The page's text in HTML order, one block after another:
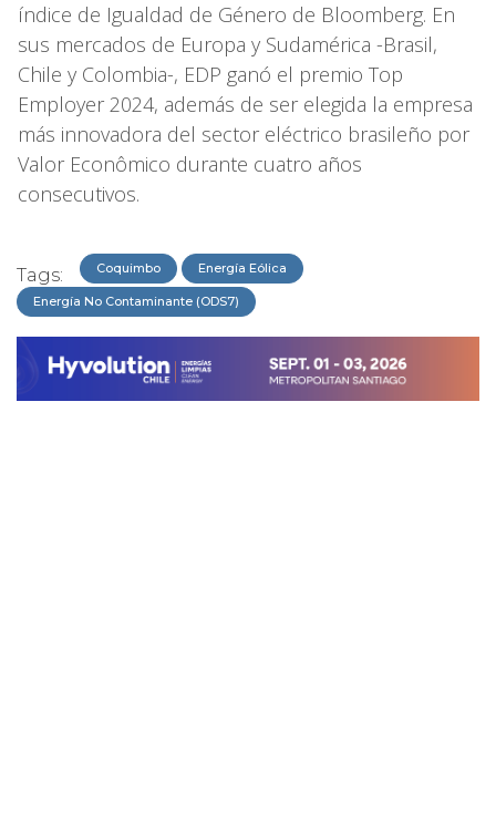
índice de Igualdad de Género de Bloomberg. En
sus mercados de Europa y Sudamérica -Brasil,
Chile y Colombia-, EDP ganó el premio Top
Employer 2024, además de ser elegida la empresa
más innovadora del sector eléctrico brasileño por
Valor Econômico durante cuatro años
consecutivos.
Tags: Coquimbo Energía Eólica
Energía No Contaminante (ODS7)